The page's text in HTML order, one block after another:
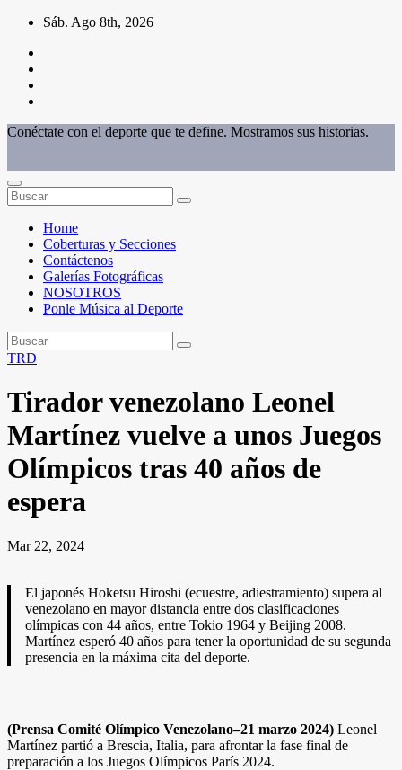
Saltar
contenido
Sáb. Ago 8th, 2026
Conéctate con el deporte que te define. Mostramos sus historias.
Home
Coberturas y Secciones
Contáctenos
Galerías Fotográficas
NOSOTROS
Ponle Música al Deporte
TRD
Tirador venezolano Leonel
Martínez vuelve a unos Juegos
Olímpicos tras 40 años de
espera
Mar 22, 2024
El japonés Hoketsu Hiroshi (ecuestre, adiestramiento) supera al
venezolano en mayor distancia entre dos clasificaciones
olímpicas con 44 años, entre Tokio 1964 y Beijing 2008.
Martínez esperó 40 años para tener la oportunidad de su segunda
presencia en la máxima cita del deporte.
(Prensa Comité Olímpico Venezolano–21 marzo 2024) Leonel
Martínez partió a Brescia, Italia, para afrontar la fase final de
preparación a los Juegos Olímpicos París 2024.